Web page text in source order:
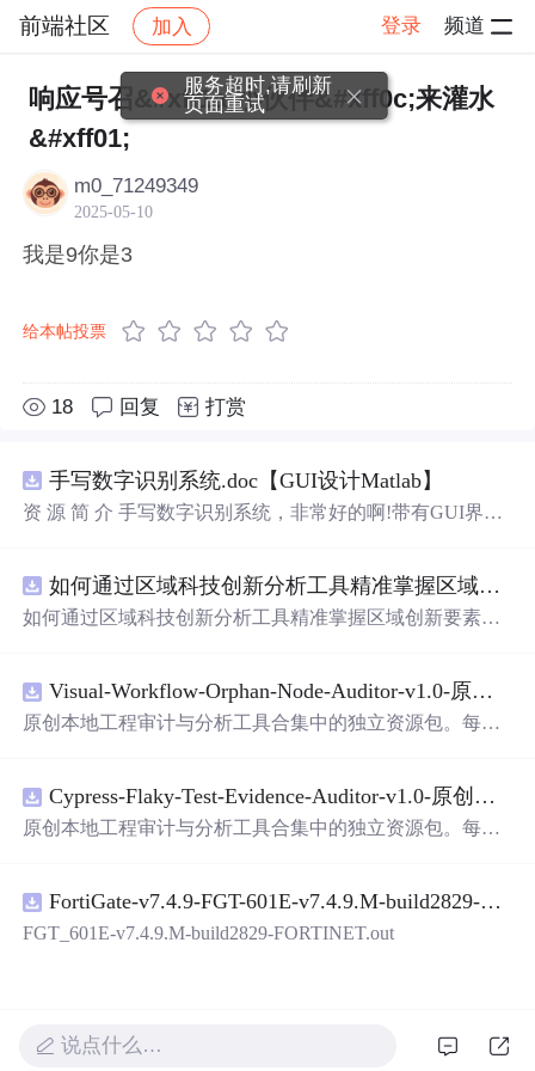
前端社区 加入 登录 频道
社区 前端社区 感慨 帖子详情
响应号召&#xff1a;小伙伴&#xff0c;来灌水
&#xff01;
m0_71249349
2025-05-10
我是9你是3
给本帖投票
18 回复 打赏
手写数字识别系统.doc【GUI设计Matlab】
资 源 简 介 手写数字识别系统，非常好的啊!带有GUI界
带有直观的图形用户界面（GUI），非常容易使用。你只
需要将手写数字输入系统，它将立即给出准确的识别结
是一个非常方便和实用的工具，你一定会喜欢它的！
如何通过区域科技创新分析工具精准掌握区域创新要素分布与产业链融合现状？.docx
如何通过区域科技创新分析工具精准掌握区域创新要素分
Visual-Workflow-Orphan-Node-Auditor-v1.0-原创源码与文档.zip
原创本地工程审计与分析工具合集中的独立资源包。每个
README、运行说明、功能清单、MIT License及原创与授
权声明。解压后进入project目录，执行npm test验证算法，
目源码、Logo、官方截图、论文、生产日志或其他受限素
材。适合前端开发、AI应用工程、测试审计和课程实践。
Cypress-Flaky-Test-Evidence-Auditor-v1.0-原创源码与文档.zip
原创本地工程审计与分析工具合集中的独立资源包。每个
README、运行说明、功能清单、MIT License及原创与授
权声明。解压后进入project目录，执行npm test验证算法，
FortiGate-v7.4.9-FGT-601E-v7.4.9.M-build2829-FORTINET.out
FGT_601E-v7.4.9.M-build2829-FORTINET.out
说点什么…
服务超时,请刷新
页面重试